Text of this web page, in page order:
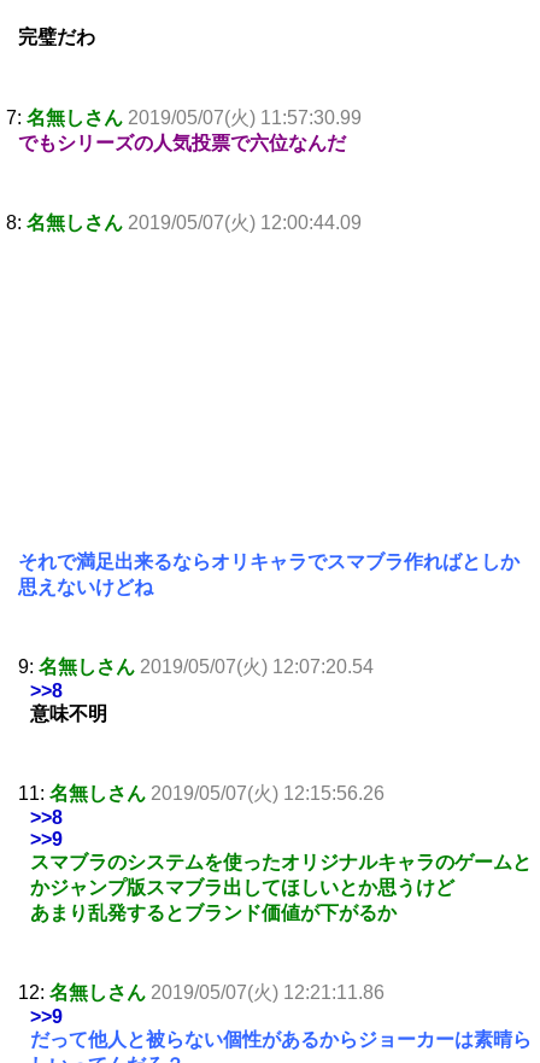
完璧だわ
7: 名無しさん 2019/05/07(火) 11:57:30.99
でもシリーズの人気投票で六位なんだ
8: 名無しさん 2019/05/07(火) 12:00:44.09
それで満足出来るならオリキャラでスマブラ作ればとしか
思えないけどね
9: 名無しさん 2019/05/07(火) 12:07:20.54
>>8
意味不明
11: 名無しさん 2019/05/07(火) 12:15:56.26
>>8
>>9
スマブラのシステムを使ったオリジナルキャラのゲームと
かジャンプ版スマブラ出してほしいとか思うけど
あまり乱発するとブランド価値が下がるか
12: 名無しさん 2019/05/07(火) 12:21:11.86
>>9
だって他人と被らない個性があるからジョーカーは素晴ら